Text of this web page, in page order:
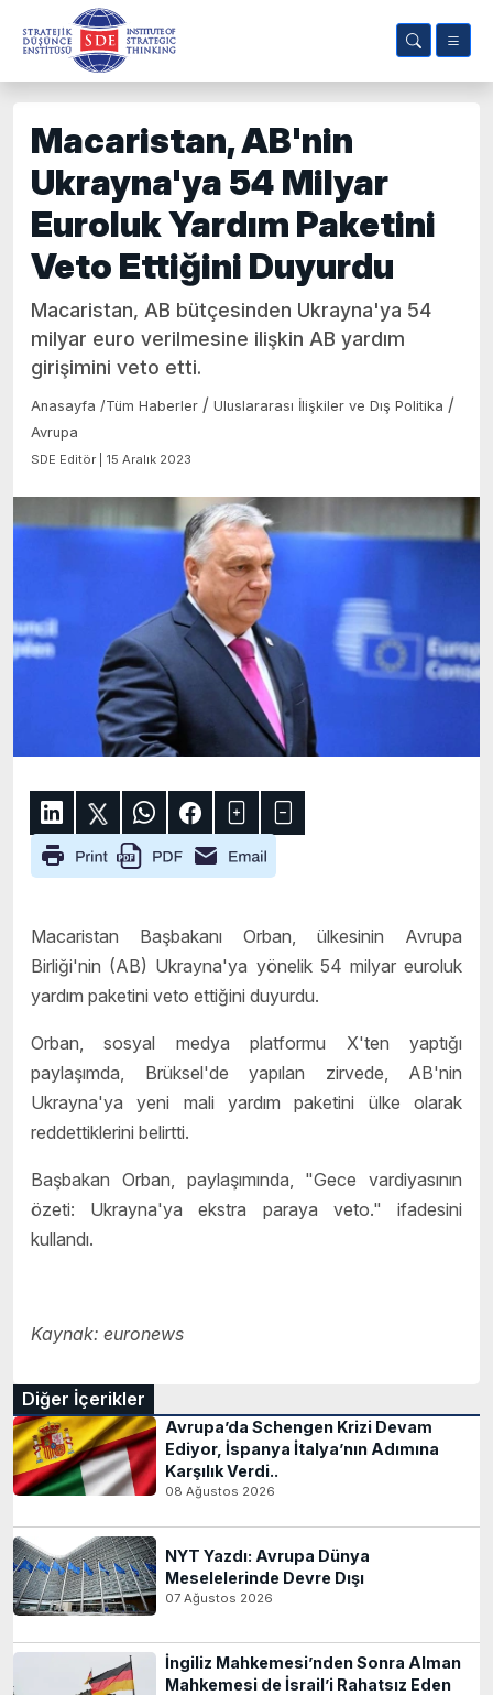
Macaristan, AB'nin
Ukrayna'ya 54 Milyar
Euroluk Yardım Paketini
Veto Ettiğini Duyurdu
Macaristan, AB bütçesinden Ukrayna'ya 54
milyar euro verilmesine ilişkin AB yardım
girişimini veto etti.
Anasayfa /Tüm Haberler / Uluslararası İlişkiler ve Dış Politika /
Avrupa
SDE Editör | 15 Aralık 2023
Macaristan Başbakanı Orban, ülkesinin Avrupa
Birliği'nin (AB) Ukrayna'ya yönelik 54 milyar euroluk
yardım paketini veto ettiğini duyurdu.
Orban, sosyal medya platformu X'ten yaptığı
paylaşımda, Brüksel'de yapılan zirvede, AB'nin
Ukrayna'ya yeni mali yardım paketini ülke olarak
reddettiklerini belirtti.
Başbakan Orban, paylaşımında, "Gece vardiyasının
özeti: Ukrayna'ya ekstra paraya veto." ifadesini
kullandı.
Kaynak: euronews
Diğer İçerikler
Avrupa’da Schengen Krizi Devam
Ediyor, İspanya İtalya’nın Adımına
Karşılık Verdi..
08 Ağustos 2026
NYT Yazdı: Avrupa Dünya
Meselelerinde Devre Dışı
07 Ağustos 2026
İngiliz Mahkemesi’nden Sonra Alman
Mahkemesi de İsrail’i Rahatsız Eden